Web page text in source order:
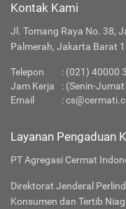
Kontak Kami
Jl. Tomang Raya No. 38,
Palmerah, Jakarta Barat
Telepon : (021) 40000
Jam Kerja
: (Senin-
Email
:
Layanan Pengaduan
PT Agregasi Cermat
Direktorat Jenderal
Konsumen dan Tertib